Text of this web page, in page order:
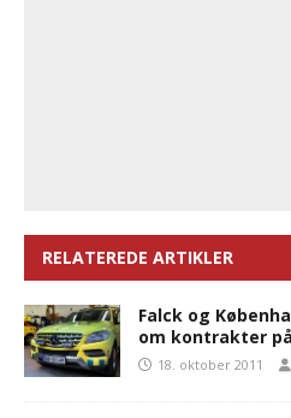
RELATEREDE ARTIKLER
Falck og
om kontrakter
18. oktober 2011